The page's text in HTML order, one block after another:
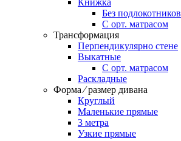
Книжка
Без подлокотников
С орт. матрасом
Трансформация
Перпендикулярно стене
Выкатные
С орт. матрасом
Раскладные
Форма ⁄ размер дивана
Круглый
Маленькие прямые
3 метра
Узкие прямые